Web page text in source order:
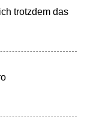
trotzdem das